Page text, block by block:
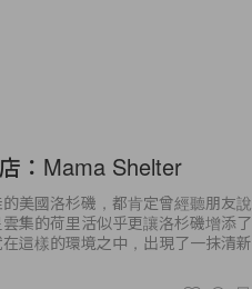
：Mama Shelter
美國洛杉磯，都肯定曾經聽朋友說
集的荷里活似乎更讓洛杉磯增添了
這樣的環境之中，出現了一抹清新